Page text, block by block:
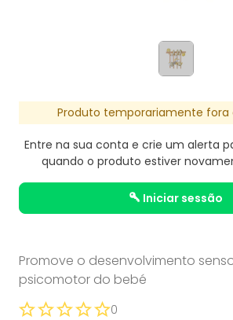
Produto temporariamente fora
Entre na sua conta e crie um alerta
quando o produto estiver
iniciar sessão
Promove o desenvolvimento
psicomotor do bebé
0